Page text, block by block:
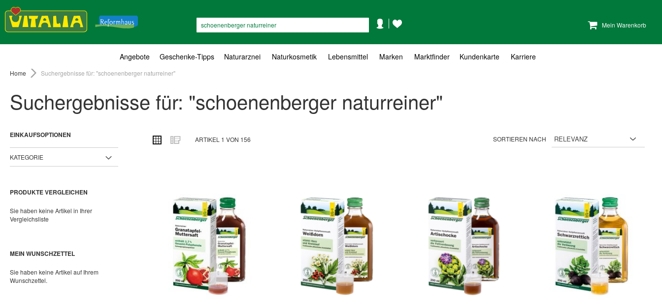
Mein Warenkorb
KontoWunschzettel
Angebote Geschenke-Tipps Naturarznei Naturkosmetik Lebensmittel Marken Marktfinder Kundenkarte Karriere
Home Suchergebnisse für: "schoenenberger naturreiner"
Suchergebnisse für: "schoenenberger naturreiner"
ANSICHT
ALS
Raster ListeARTIKEL 1 VON 156 SORTIEREN NACH
EINKAUFSOPTIONEN
KATEGORIE
PRODUKTE VERGLEICHEN
Sie haben keine Artikel in Ihrer
Vergleichsliste
MEIN WUNSCHZETTEL
Sie haben keine Artikel auf Ihrem
Wunschzettel.